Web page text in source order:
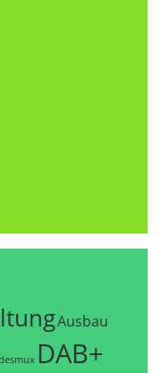
Ausbau
DAB+